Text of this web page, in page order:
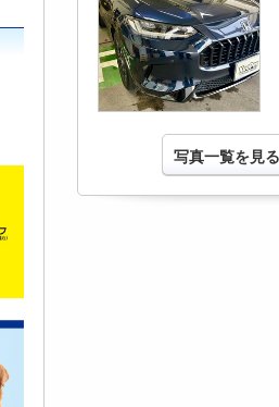
写真一覧を見る